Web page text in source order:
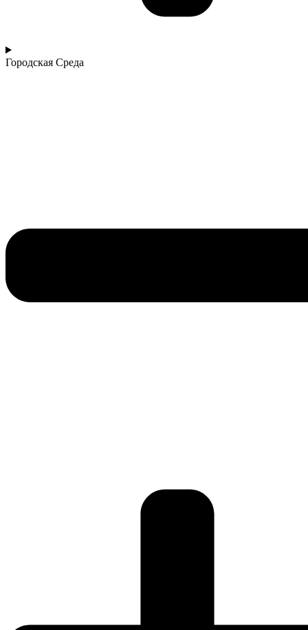
Городская Среда